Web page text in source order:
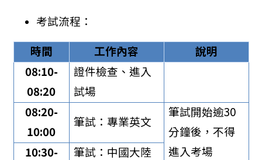
考試流程：
時間
工作內容
說明
08:10-
08:20
證件檢查 、 進入
試場
08:20-
10:00
筆試 ：專業英文
筆試開始逾30
分鐘後，不得
進入考場
10:30-
筆試 ： 中國大陸